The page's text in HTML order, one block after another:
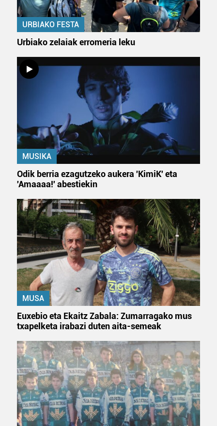
URBIAKO FESTA
Urbiako zelaiak erromeria leku
MUSIKA
Odik berria ezagutzeko aukera 'KimiK' eta
'Amaaaa!' abestiekin
MUSA
Euxebio eta Ekaitz Zabala: Zumarragako mus
txapelketa irabazi duten aita-semeak